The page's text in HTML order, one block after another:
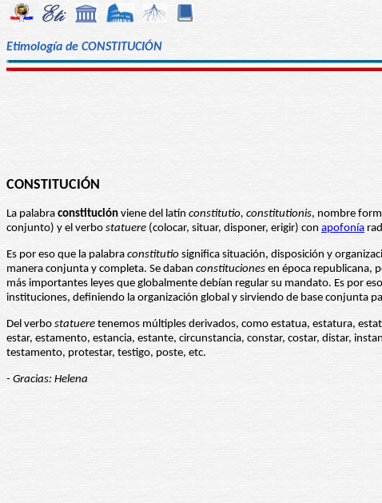
Etimología de CONSTITUCIÓN
CONSTITUCIÓN
La palabra constitución viene del latín constitutio, constitutionis, nombre
conjunto) y el verbo statuere (colocar, situar, disponer, erigir) con apofonía
Es por eso que la palabra constitutio significa situación, disposición y
manera conjunta y completa. Se daban constituciones en época republicana,
más importantes leyes que globalmente debían regular su mandato. Es por
instituciones, definiendo la organización global y sirviendo de base conjunta
Del verbo statuere tenemos múltiples derivados, como estatua, estatura,
estar, estamento, estancia, estante, circunstancia, constar, costar, distar,
testamento, protestar, testigo, poste, etc.
- Gracias: Helena